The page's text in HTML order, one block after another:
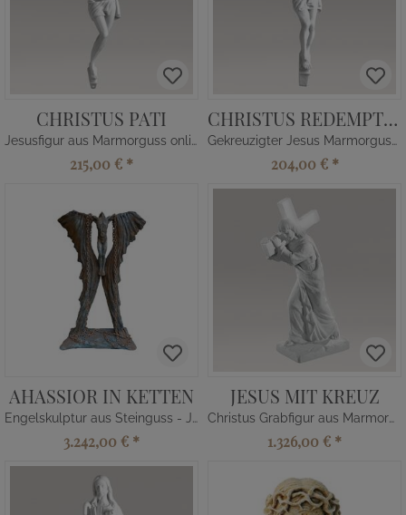
CHRISTUS PATI
Jesusfigur aus Marmorguss online kaufen
215,00 € *
CHRISTUS REDEMPTOR
Gekreuzigter Jesus Marmorguss Figur
204,00 € *
AHASSIOR IN KETTEN
Engelskulptur aus Steinguss - Jesus
3.242,00 € *
JESUS MIT KREUZ
Christus Grabfigur aus Marmorguss
1.326,00 € *